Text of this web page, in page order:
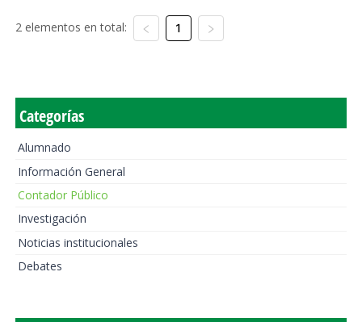
2 elementos en total: 1
Categorías
Alumnado
Información General
Contador Público
Investigación
Noticias institucionales
Debates